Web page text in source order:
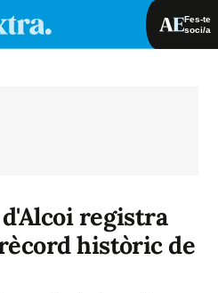
Fes-te
soci/a
registra
històric de